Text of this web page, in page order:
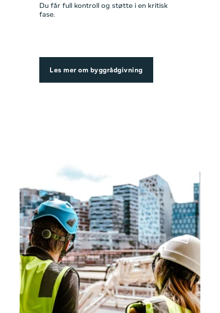
Du får full kontroll og støtte i en kritisk
fase.
Les mer om byggrådgivning